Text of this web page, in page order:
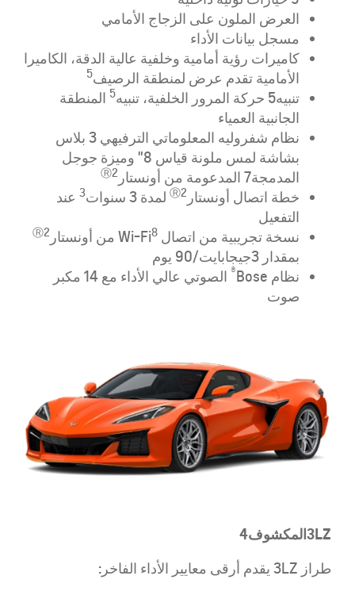
العرض الملون على الزجاج الأمامي
مسجل بيانات الأداء
كاميرات رؤية أمامية وخلفية عالية الدقة، الكاميرا
الأمامية تقدم عرض لمنطقة الرصيف5
تنبيه5 حركة المرور الخلفية، تنبيه5 المنطقة
الجانبية العمياء
نظام شفروليه المعلوماتي الترفيهي 3 بلاس
بشاشة لمس ملونة قياس 8" وميزة جوجل
المدمجة7 المدعومة من أونستار Ⓡ2
خطة اتصال أونستار Ⓡ2 لمدة 3 سنوات 3 عند
التفعيل
نسخة تجريبية من اتصال Wi-Fi 8 من أونستار Ⓡ2
بمقدار 3جيجابايت/90 يوم
نظام Bose
®
الصوتي عالي الأداء مع 14 مكبر
صوت
3LZالمكشوف4
طراز 3LZ يقدم أرقى معايير الأداء الفاخر: